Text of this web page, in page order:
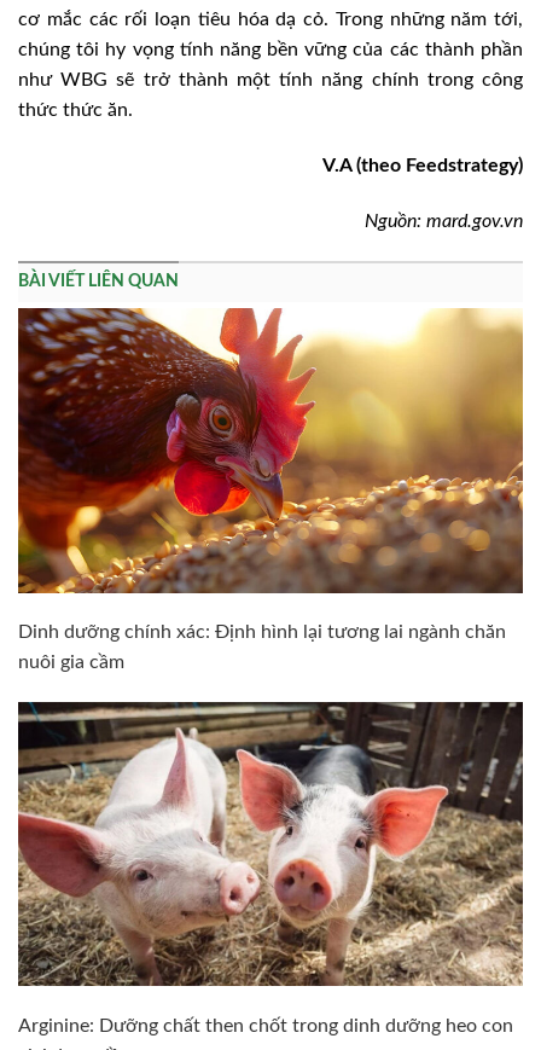
cơ mắc các rối loạn tiêu hóa dạ cỏ. Trong những năm tới,
chúng tôi hy vọng tính năng bền vững của các thành phần
như WBG sẽ trở thành một tính năng chính trong công
thức thức ăn.
V.A (theo Feedstrategy)
Nguồn: mard.gov.vn
BÀI VIẾT LIÊN QUAN
Dinh dưỡng chính xác: Định hình lại tương lai ngành chăn
nuôi gia cầm
Arginine: Dưỡng chất then chốt trong dinh dưỡng heo con